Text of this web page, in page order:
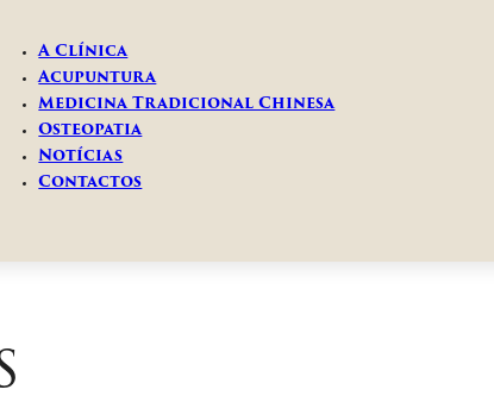
A Clínica
Acupuntura
Medicina Tradicional Chinesa
Osteopatia
Notícias
Contactos